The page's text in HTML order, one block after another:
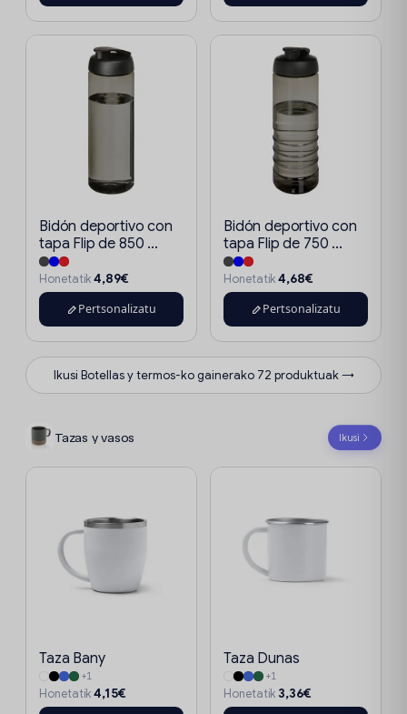
Bidón deportivo con
tapa Flip de 850 ...
Honetatik4,89€
Pertsonalizatu
Bidón deportivo con
tapa Flip de 750 ...
Honetatik4,68€
Pertsonalizatu
Ikusi Botellas y termos-ko gainerako 72 produktuak →
Tazas y vasos Ikusi
Taza Bany
+1
Honetatik4,15€
Taza Dunas
+1
Honetatik 3,36€